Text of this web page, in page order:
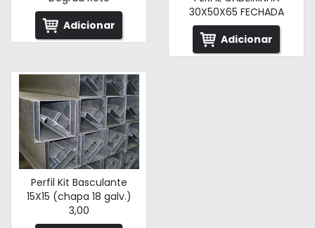
Adicionar
30X50X65 FECHADA
Adicionar
Perfil Kit Basculante
15X15 (chapa 18 galv.)
3,00